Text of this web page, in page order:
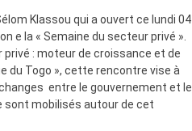
Klassou qui a ouvert ce lundi 04
e la « Semaine du secteur privé ».
: moteur de croissance et de
du Togo », cette rencontre vise à
entre le gouvernement et le
mobilisés autour de cet